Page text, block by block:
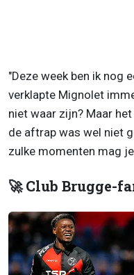
"Deze week ben ik nog
verklapte Mignolet
niet waar zijn? Maar
de aftrap was wel niet
zulke momenten mag
🚀 Club Brugge-